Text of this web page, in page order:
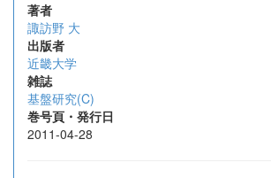
著者
諏訪野 大
出版者
近畿大学
雑誌
基盤研究(C)
巻号頁・発行日
2011-04-28